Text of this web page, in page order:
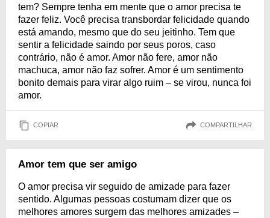
tem? Sempre tenha em mente que o amor precisa te
fazer feliz. Você precisa transbordar felicidade quando
está amando, mesmo que do seu jeitinho. Tem que
sentir a felicidade saindo por seus poros, caso
contrário, não é amor. Amor não fere, amor não
machuca, amor não faz sofrer. Amor é um sentimento
bonito demais para virar algo ruim – se virou, nunca foi
amor.
COPIAR COMPARTILHAR
Amor tem que ser amigo
O amor precisa vir seguido de amizade para fazer
sentido. Algumas pessoas costumam dizer que os
melhores amores surgem das melhores amizades –